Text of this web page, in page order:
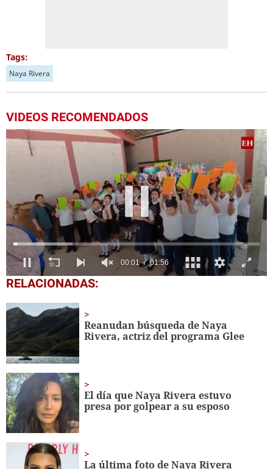
Tags:
Naya Rivera
VIDEOS RECOMENDADOS
0
seconds
1
minute,
56
seconds
RELACIONADAS:
Reanudan búsqueda de Naya
Rivera, actriz del programa Glee
El día que Naya Rivera estuvo
presa por golpear a su esposo
La última foto de Naya Rivera